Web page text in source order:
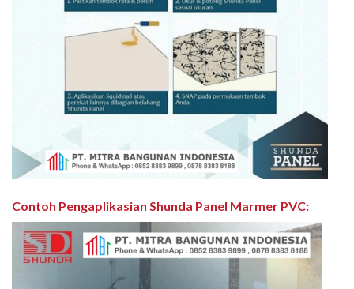
Contoh Pengaplikasian Shunda Panel Marmer PVC: